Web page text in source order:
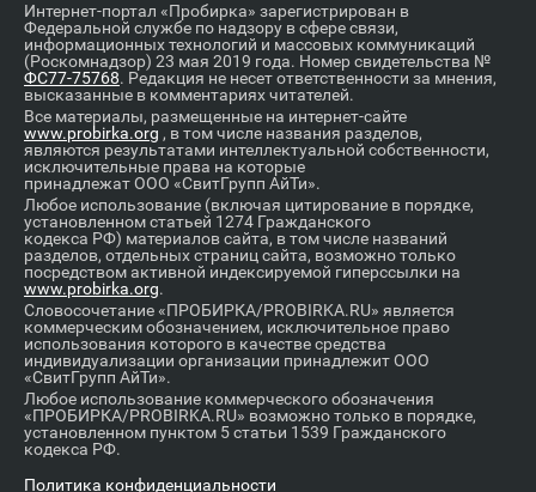
Интернет-портал «Пробирка» зарегистрирован в
Федеральной службе по надзору в сфере связи,
информационных технологий и массовых коммуникаций
(Роскомнадзор) 23 мая 2019 года. Номер свидетельства №
ФС77-75768. Редакция не несет ответственности за мнения,
высказанные в комментариях читателей.
Все материалы, размещенные на интернет-сайте
www.probirka.org , в том числе названия разделов,
являются результатами интеллектуальной собственности,
исключительные права на которые
принадлежат ООО «СвитГрупп АйТи».
Любое использование (включая цитирование в порядке,
установленном статьей 1274 Гражданского
кодекса РФ) материалов сайта, в том числе названий
разделов, отдельных страниц сайта, возможно только
посредством активной индексируемой гиперссылки на
www.probirka.org.
Словосочетание «ПРОБИРКА/PROBIRKA.RU» является
коммерческим обозначением, исключительное право
использования которого в качестве средства
индивидуализации организации принадлежит ООО
«СвитГрупп АйТи».
Любое использование коммерческого обозначения
«ПРОБИРКА/PROBIRKA.RU» возможно только в порядке,
установленном пунктом 5 статьи 1539 Гражданского
кодекса РФ.
Политика конфиденциальности